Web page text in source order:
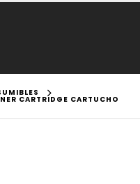
CARTRIDGE CARTUCHO